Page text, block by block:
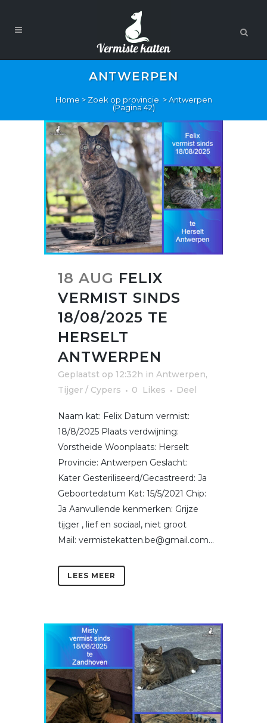
ANTWERPEN
Home>Zoek op provincie >Antwerpen
(Pagina 42)
18 AUG FELIX
VERMIST SINDS
18/08/2025 TE
HERSELT
ANTWERPEN
Geplaatst op 12:32h in Antwerpen,
Tijger / Cypers
0 Likes Deel
Naam kat: Felix Datum vermist:
18/8/2025 Plaats verdwijning:
Vorstheide Woonplaats: Herselt
Provincie: Antwerpen Geslacht:
Kater Gesteriliseerd/Gecastreerd: Ja
Geboortedatum Kat: 15/5/2021 Chip:
Ja Aanvullende kenmerken: Grijze
tijger , lief en sociaal, niet groot
Mail: vermistekatten.be@gmail.com...
LEES MEER